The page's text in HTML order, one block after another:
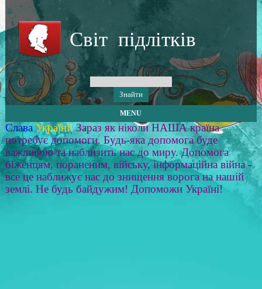
Світ підлітків
MENU
Слава Україні! Зараз як ніколи НАША країна
потребує допомоги. Будь-яка допомога буде
важливою та наблизить нас до миру. Допомога
біженцям, пораненим, війську, інформаційна війна -
все це наближує нас до знищення ворога на нашій
землі. Не будь байдужим! Допоможи Україні!